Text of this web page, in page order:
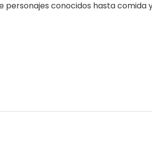
personajes conocidos hasta comida